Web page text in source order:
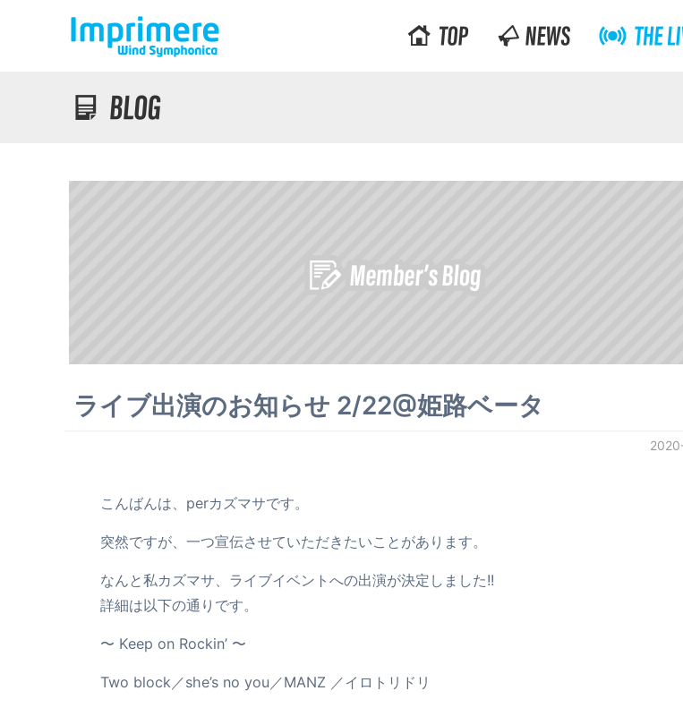
ライブ出演のお知らせ 2/22@姫路ベータ
こんばんは、perカズマサです。
突然ですが、一つ宣伝させていただきたいことがあります。
なんと私カズマサ、ライブイベントへの出演が決定しました!!
詳細は以下の通りです。
〜 Keep on Rockin’ 〜
Two block／she’s no you／MANZ ／イロトリドリ